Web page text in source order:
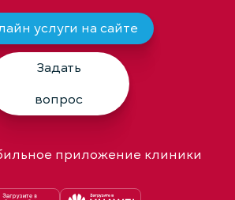
услуги на сайте
Задать
вопрос
приложение клиники